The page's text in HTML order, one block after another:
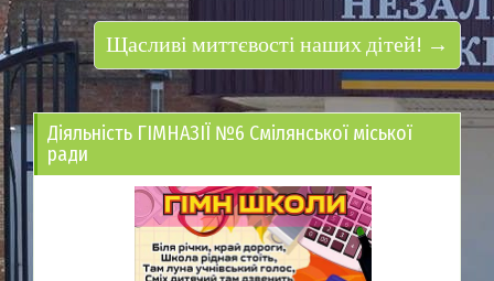
Щасливі миттєвості наших дітей! →
Діяльність ГІМНАЗІЇ №6 Смілянської міської
ради